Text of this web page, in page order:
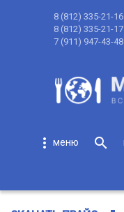
8 (812) 335-21-16
8 (812) 335-21-17
7 (911) 947-43-48
more_vert search